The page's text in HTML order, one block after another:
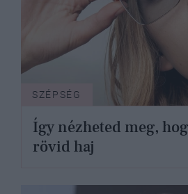
SZÉPSÉG
Így nézheted meg,
rövid haj